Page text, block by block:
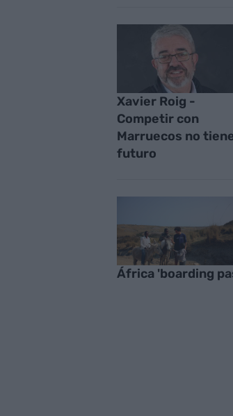
Xavier Roig -
Competir con
Marruecos no
futuro
África 'boarding